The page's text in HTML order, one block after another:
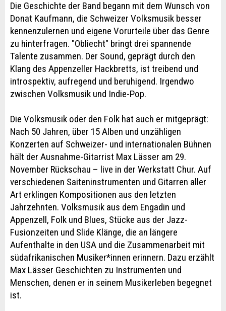
Die Geschichte der Band begann mit dem Wunsch von
Donat Kaufmann, die Schweizer Volksmusik besser
kennenzulernen und eigene Vorurteile über das Genre
zu hinterfragen. "Obliecht" bringt drei spannende
Talente zusammen. Der Sound, geprägt durch den
Klang des Appenzeller Hackbretts, ist treibend und
introspektiv, aufregend und beruhigend. Irgendwo
zwischen Volksmusik und Indie-Pop.
Die Volksmusik oder den Folk hat auch er mitgeprägt:
Nach 50 Jahren, über 15 Alben und unzähligen
Konzerten auf Schweizer- und internationalen Bühnen
hält der Ausnahme-Gitarrist Max Lässer am 29.
November Rückschau – live in der Werkstatt Chur. Auf
verschiedenen Saiteninstrumenten und Gitarren aller
Art erklingen Kompositionen aus den letzten
Jahrzehnten. Volksmusik aus dem Engadin und
Appenzell, Folk und Blues, Stücke aus der Jazz-
Fusionzeiten und Slide Klänge, die an längere
Aufenthalte in den USA und die Zusammenarbeit mit
südafrikanischen Musiker*innen erinnern. Dazu erzählt
Max Lässer Geschichten zu Instrumenten und
Menschen, denen er in seinem Musikerleben begegnet
ist.